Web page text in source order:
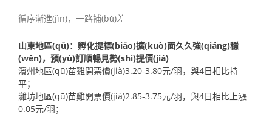
循序漸進(jìn)，一路補(bǔ)差
山東地區(qū)：孵化提標(biāo)擴(kuò)面久久強(qiáng)穩
(wěn)，預(yù)訂順暢見勢(shì)提價(jià)
濱州地區(qū)苗雞開票價(jià)3.20-3.80元/羽，與4日相比持
平；
濰坊地區(qū)苗雞開票價(jià)2.85-3.75元/羽，與4日相比上漲
0.05元/羽；